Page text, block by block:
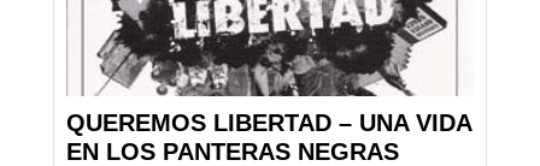
QUEREMOS LIBERTAD – UNA VIDA
EN LOS PANTERAS NEGRAS